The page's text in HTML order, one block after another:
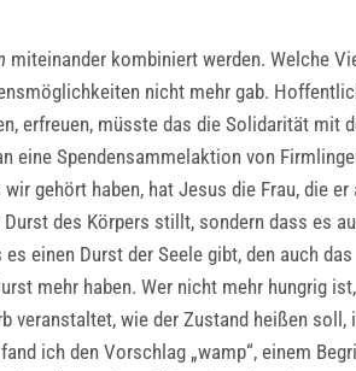
miteinander kombiniert werden. Welche
nicht mehr gab.
erfreuen, müsste das die Solidarität mit
eine Spendensammelaktion von
gehört haben, hat Jesus die Frau, die er
des Körpers stillt, sondern dass es
einen Durst der Seele gibt, den auch das
mehr haben. Wer nicht mehr hungrig
veranstaltet, wie der Zustand heißen soll,
ich den Vorschlag „wamp“, einem